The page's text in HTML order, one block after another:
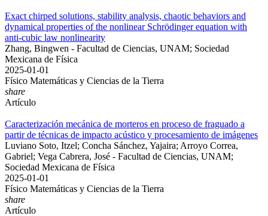
Exact chirped solutions, stability analysis, chaotic behaviors and
dynamical properties of the nonlinear Schrödinger equation with
anti-cubic law nonlinearity
Zhang, Bingwen - Facultad de Ciencias, UNAM; Sociedad
Mexicana de Física
2025-01-01
Físico Matemáticas y Ciencias de la Tierra
share
Artículo
Caracterización mecánica de morteros en proceso de fraguado a
partir de técnicas de impacto acústico y procesamiento de imágenes
Luviano Soto, Itzel; Concha Sánchez, Yajaira; Arroyo Correa,
Gabriel; Vega Cabrera, José - Facultad de Ciencias, UNAM;
Sociedad Mexicana de Física
2025-01-01
Físico Matemáticas y Ciencias de la Tierra
share
Artículo